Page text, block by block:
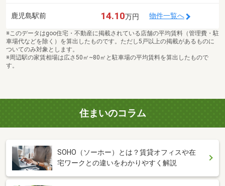
鹿児島駅前 14.10万円 物件一覧へ
※このデータはgoo住宅・不動産に掲載されている店舗の平均賃料（管理費・駐
車場代などを除く）を算出したものです。ただし5戸以上の掲載があるものに
ついてのみ対象とします。
※周辺駅の家賃相場は広さ50㎡~80㎡と駐車場の平均賃料を算出したもので
す。
住まいのコラム
SOHO（ソーホー）とは？賃貸オフィスや在
宅ワークとの違いをわかりやすく解説